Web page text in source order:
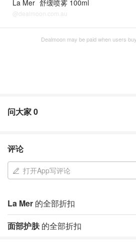
La Mer 舒缓喷雾 100ml
@dealmoon.com.au
Dealmoon may be paid when users
问大家0
评论
打开App写评论
La Mer 的全部折扣
面部护肤的全部折扣